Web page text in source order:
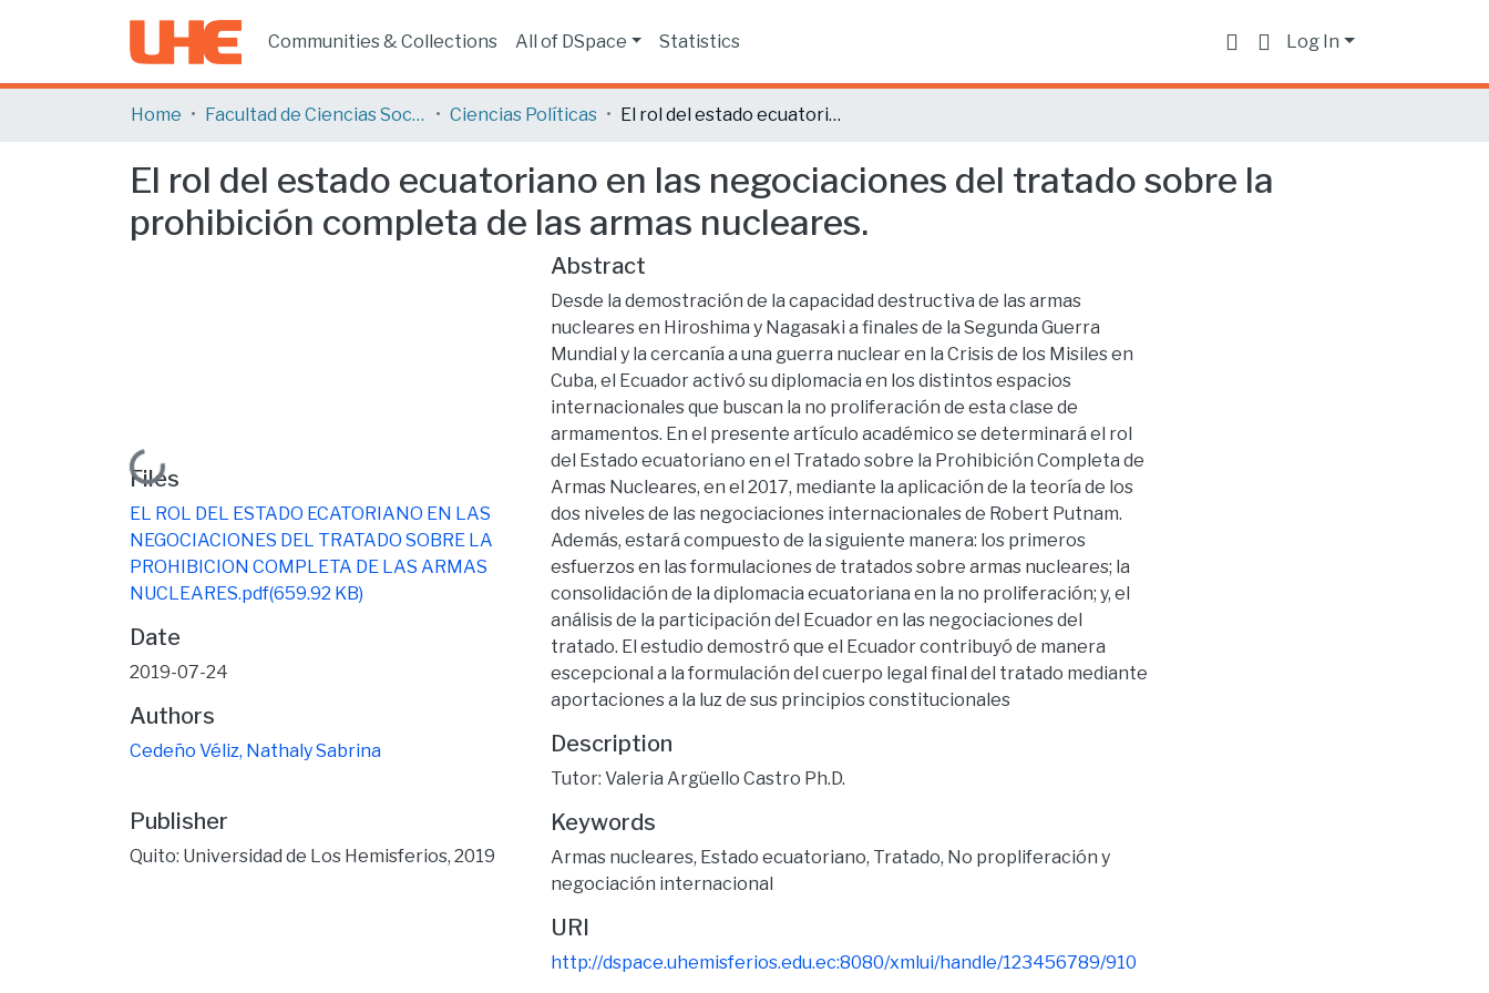
Communities & Collections All of DSpace Statistics Log In
Home Facultad de Ciencias Sociales y Humanas Ciencias Políticas El rol del estado ecuatoriano en las negociaciones del tratado sobre la prohibición completa de las armas nucleares.
El rol del estado ecuatoriano en las negociaciones del tratado sobre la
prohibición completa de las armas nucleares.
Loading...
Files
EL ROL DEL ESTADO ECATORIANO EN LAS
NEGOCIACIONES DEL TRATADO SOBRE LA
PROHIBICION COMPLETA DE LAS ARMAS
NUCLEARES.pdf(659.92 KB)
Date
2019-07-24
Authors
Cedeño Véliz, Nathaly Sabrina
Publisher
Quito: Universidad de Los Hemisferios, 2019
Abstract
Desde la demostración de la capacidad destructiva de las armas
nucleares en Hiroshima y Nagasaki a finales de la Segunda Guerra
Mundial y la cercanía a una guerra nuclear en la Crisis de los Misiles en
Cuba, el Ecuador activó su diplomacia en los distintos espacios
internacionales que buscan la no proliferación de esta clase de
armamentos. En el presente artículo académico se determinará el rol
del Estado ecuatoriano en el Tratado sobre la Prohibición Completa de
Armas Nucleares, en el 2017, mediante la aplicación de la teoría de los
dos niveles de las negociaciones internacionales de Robert Putnam.
Además, estará compuesto de la siguiente manera: los primeros
esfuerzos en las formulaciones de tratados sobre armas nucleares; la
consolidación de la diplomacia ecuatoriana en la no proliferación; y, el
análisis de la participación del Ecuador en las negociaciones del
tratado. El estudio demostró que el Ecuador contribuyó de manera
escepcional a la formulación del cuerpo legal final del tratado mediante
aportaciones a la luz de sus principios constitucionales
Description
Tutor: Valeria Argüello Castro Ph.D.
Keywords
Armas nucleares, Estado ecuatoriano, Tratado, No propliferación y
negociación internacional
URI
http://dspace.uhemisferios.edu.ec:8080/xmlui/handle/123456789/910